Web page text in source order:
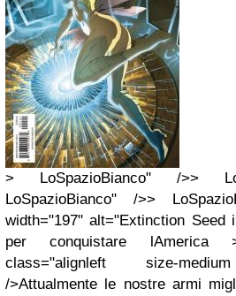
> LoSpazioBianco" />>
LoSpazioBianco" />>
width="197" alt="Extinction Seed
per conquistare lAmerica
class="alignleft size-
/>Attualmente le nostre armi